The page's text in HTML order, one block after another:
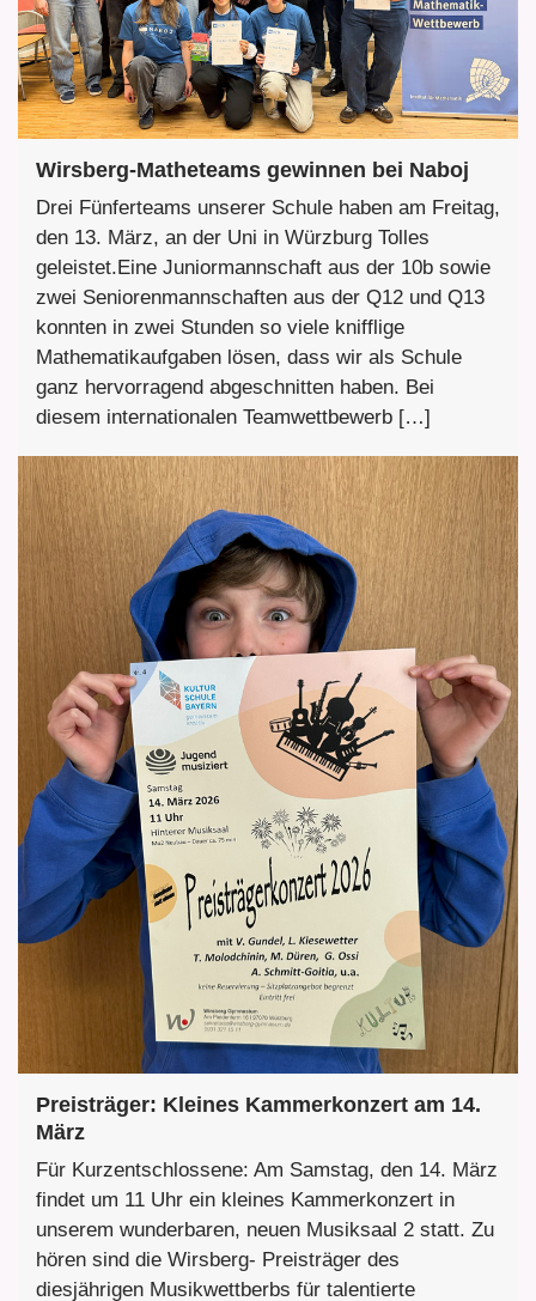
Wirsberg-Matheteams gewinnen bei Naboj
Drei Fünferteams unserer Schule haben am Freitag,
den 13. März, an der Uni in Würzburg Tolles
geleistet.Eine Juniormannschaft aus der 10b sowie
zwei Seniorenmannschaften aus der Q12 und Q13
konnten in zwei Stunden so viele knifflige
Mathematikaufgaben lösen, dass wir als Schule
ganz hervorragend abgeschnitten haben. Bei
diesem internationalen Teamwettbewerb […]
Preisträger: Kleines Kammerkonzert am 14.
März
Für Kurzentschlossene: Am Samstag, den 14. März
findet um 11 Uhr ein kleines Kammerkonzert in
unserem wunderbaren, neuen Musiksaal 2 statt. Zu
hören sind die Wirsberg- Preisträger des
diesjährigen Musikwettberbs für talentierte